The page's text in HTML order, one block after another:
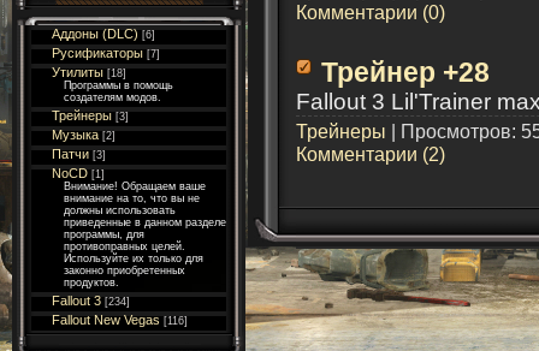
Аддоны (DLC) [6]
Русификаторы [7]
Утилиты [18]
Программы в помощь
создателям модов.
Трейнеры [3]
Музыка [2]
Патчи [3]
NoCD [1]
Внимание! Обращаем ваше
внимание на то, что вы не
должны использовать
приведенные в данном разделе
программы, для
противоправных целей.
Используйте их только для
законно приобретенных
продуктов.
Fallout 3 [234]
Fallout New Vegas [116]
Комментарии (0)
Трейнер +28
Fallout 3 Lil'Trainer
Трейнеры | Просмотров:
Комментарии (2)